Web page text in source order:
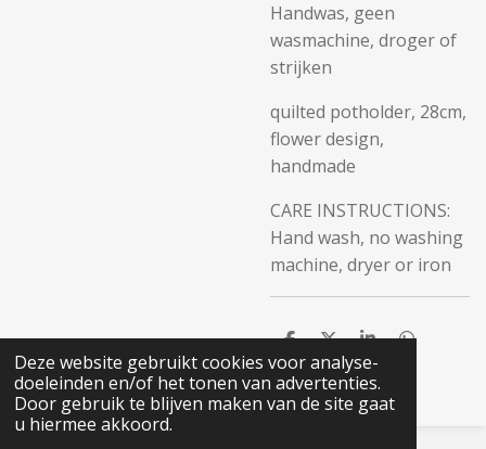
Deze website gebruikt cookies voor analyse-
doeleinden en/of het tonen van advertenties.
Door gebruik te blijven maken van de site gaat
u hiermee akkoord.
Handwas, geen
wasmachine, droger of
strijken
quilted potholder, 28cm,
flower design,
handmade
CARE INSTRUCTIONS:
Hand wash, no washing
machine, dryer or iron
D
e
l
e
n
D
e
e
l
S
h
a
r
e
D